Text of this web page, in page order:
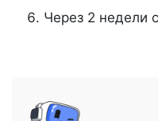
Через 2 недели